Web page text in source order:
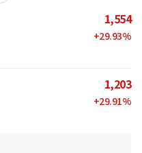
1,554
+29.93%
1,203
+29.91%